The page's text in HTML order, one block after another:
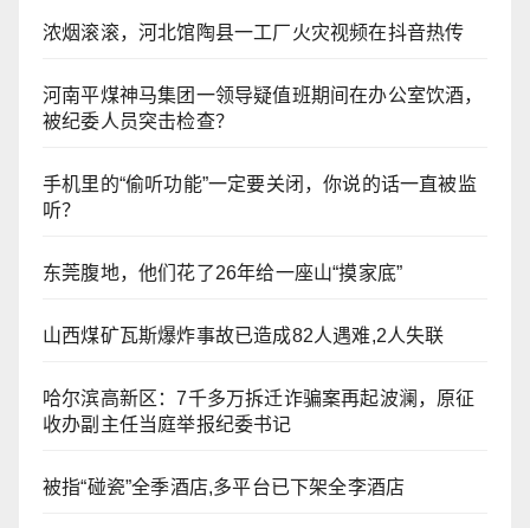
浓烟滚滚，河北馆陶县一工厂火灾视频在抖音热传
河南平煤神马集团一领导疑值班期间在办公室饮酒，
被纪委人员突击检查？
手机里的“偷听功能”一定要关闭，你说的话一直被监
听？
东莞腹地，他们花了26年给一座山“摸家底”
山西煤矿瓦斯爆炸事故已造成82人遇难,2人失联
哈尔滨高新区：7千多万拆迁诈骗案再起波澜，原征
收办副主任当庭举报纪委书记
被指“碰瓷”全季酒店,多平台已下架全李酒店